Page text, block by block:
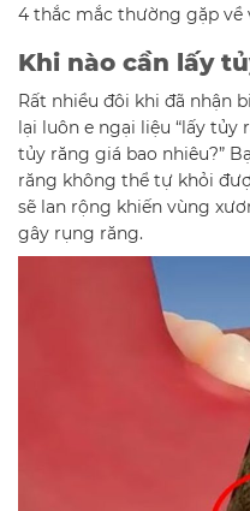
4 thắc mắc thường gặp về
Khi nào cần lấy
Rất nhiều đôi khi đã nhận
lại luôn e ngại liệu “lấy tủy
tủy răng giá bao nhiêu?”
răng không thể tự khỏi
sẽ lan rộng khiến vùng
gây rụng răng.